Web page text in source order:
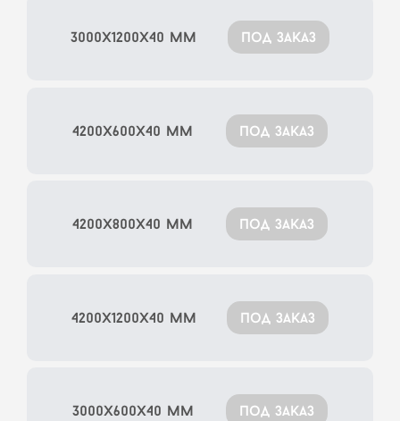
3000x1200x40 мм под заказ
4200x600x40 мм под заказ
4200x800x40 мм под заказ
4200x1200x40 мм под заказ
3000x600x40 мм под заказ